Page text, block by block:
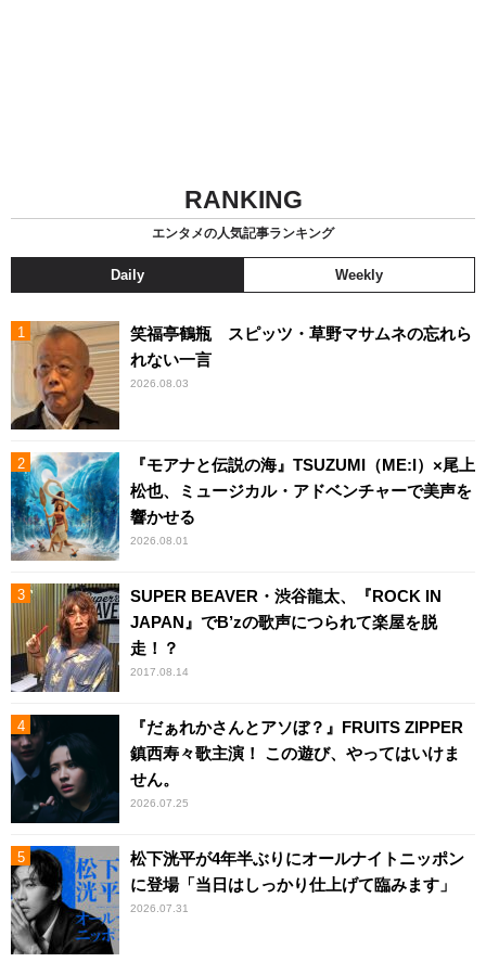
RANKING
エンタメの人気記事ランキング
Daily Weekly
笑福亭鶴瓶 スピッツ・草野マサムネの忘れら
れない一言
2026.08.03
『モアナと伝説の海』TSUZUMI（ME:I）×尾上
松也、ミュージカル・アドベンチャーで美声を
響かせる
2026.08.01
SUPER BEAVER・渋谷龍太、『ROCK IN
JAPAN』でB’zの歌声につられて楽屋を脱
走！？
2017.08.14
『だぁれかさんとアソぼ？』FRUITS ZIPPER
鎮西寿々歌主演！ この遊び、やってはいけま
せん。
2026.07.25
松下洸平が4年半ぶりにオールナイトニッポン
に登場「当日はしっかり仕上げて臨みます」
2026.07.31